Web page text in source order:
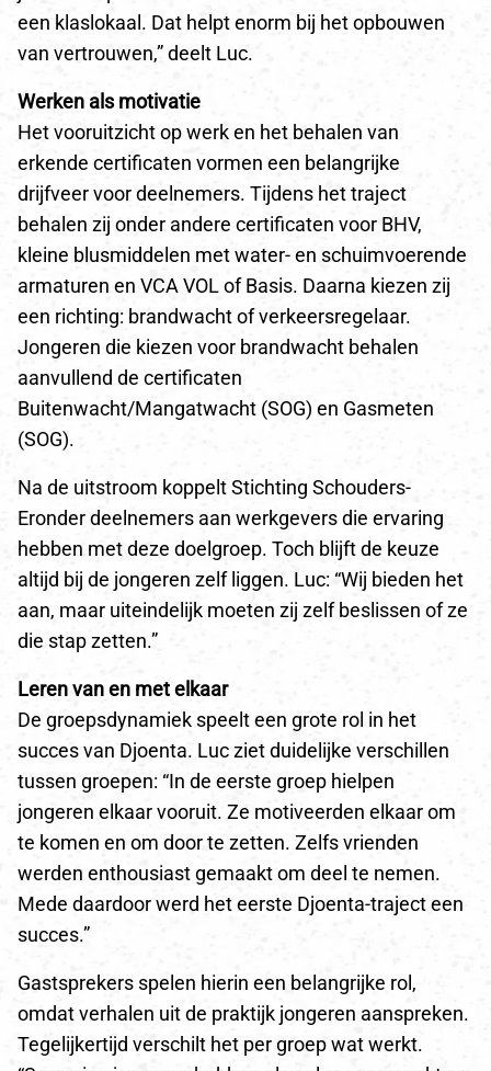
een klaslokaal. Dat helpt enorm bij het opbouwen
van vertrouwen,” deelt Luc.
Werken als motivatie
Het vooruitzicht op werk en het behalen van
erkende certificaten vormen een belangrijke
drijfveer voor deelnemers. Tijdens het traject
behalen zij onder andere certificaten voor BHV,
kleine blusmiddelen met water- en schuimvoerende
armaturen en VCA VOL of Basis. Daarna kiezen zij
een richting: brandwacht of verkeersregelaar.
Jongeren die kiezen voor brandwacht behalen
aanvullend de certificaten
Buitenwacht/Mangatwacht (SOG) en Gasmeten
(SOG).
Na de uitstroom koppelt Stichting Schouders-
Eronder deelnemers aan werkgevers die ervaring
hebben met deze doelgroep. Toch blijft de keuze
altijd bij de jongeren zelf liggen. Luc: “Wij bieden het
aan, maar uiteindelijk moeten zij zelf beslissen of ze
die stap zetten.”
Leren van en met elkaar
De groepsdynamiek speelt een grote rol in het
succes van Djoenta. Luc ziet duidelijke verschillen
tussen groepen: “In de eerste groep hielpen
jongeren elkaar vooruit. Ze motiveerden elkaar om
te komen en om door te zetten. Zelfs vrienden
werden enthousiast gemaakt om deel te nemen.
Mede daardoor werd het eerste Djoenta-traject een
succes.”
Gastsprekers spelen hierin een belangrijke rol,
omdat verhalen uit de praktijk jongeren aanspreken.
Tegelijkertijd verschilt het per groep wat werkt.